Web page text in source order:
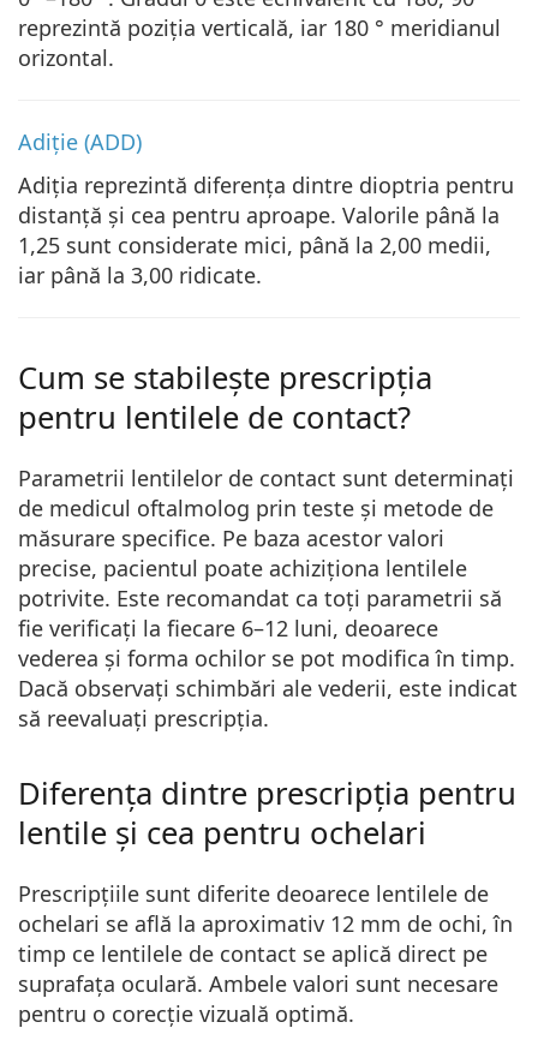
reprezintă poziția verticală, iar 180 ° meridianul
orizontal.
Adiție (ADD)
Adiția reprezintă diferența dintre dioptria pentru
distanță și cea pentru aproape. Valorile până la
1,25 sunt considerate mici, până la 2,00 medii,
iar până la 3,00 ridicate.
Cum se stabilește prescripția
pentru lentilele de contact?
Parametrii lentilelor de contact sunt determinați
de medicul oftalmolog prin teste și metode de
măsurare specifice. Pe baza acestor valori
precise, pacientul poate achiziționa lentilele
potrivite. Este recomandat ca toți parametrii să
fie verificați la fiecare 6–12 luni, deoarece
vederea și forma ochilor se pot modifica în timp.
Dacă observați schimbări ale vederii, este indicat
să reevaluați prescripția.
Diferența dintre prescripția pentru
lentile și cea pentru ochelari
Prescripțiile sunt diferite deoarece lentilele de
ochelari se află la aproximativ 12 mm de ochi, în
timp ce lentilele de contact se aplică direct pe
suprafața oculară. Ambele valori sunt necesare
pentru o corecție vizuală optimă.